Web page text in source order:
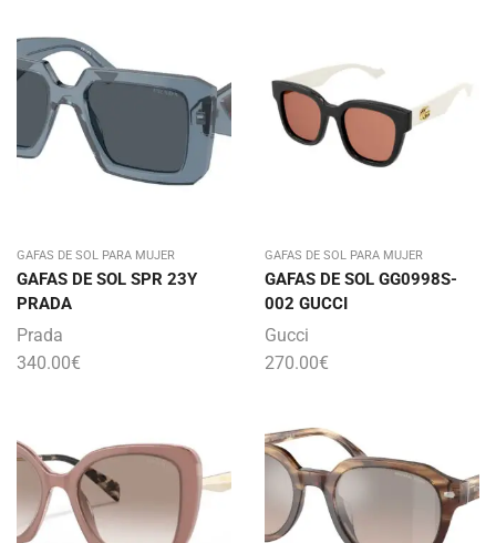
GAFAS DE SOL PARA MUJER
GAFAS DE SOL SPR 23Y
PRADA
Prada
340.00€
GAFAS DE SOL PARA MUJER
GAFAS DE SOL GG0998S-
002 GUCCI
Gucci
270.00€